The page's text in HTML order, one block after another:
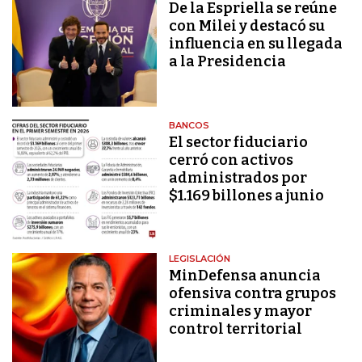
De la Espriella se reúne
con Milei y destacó su
influencia en su llegada
a la Presidencia
BANCOS
El sector fiduciario
cerró con activos
administrados por
$1.169 billones a junio
LEGISLACIÓN
MinDefensa anuncia
ofensiva contra grupos
criminales y mayor
control territorial